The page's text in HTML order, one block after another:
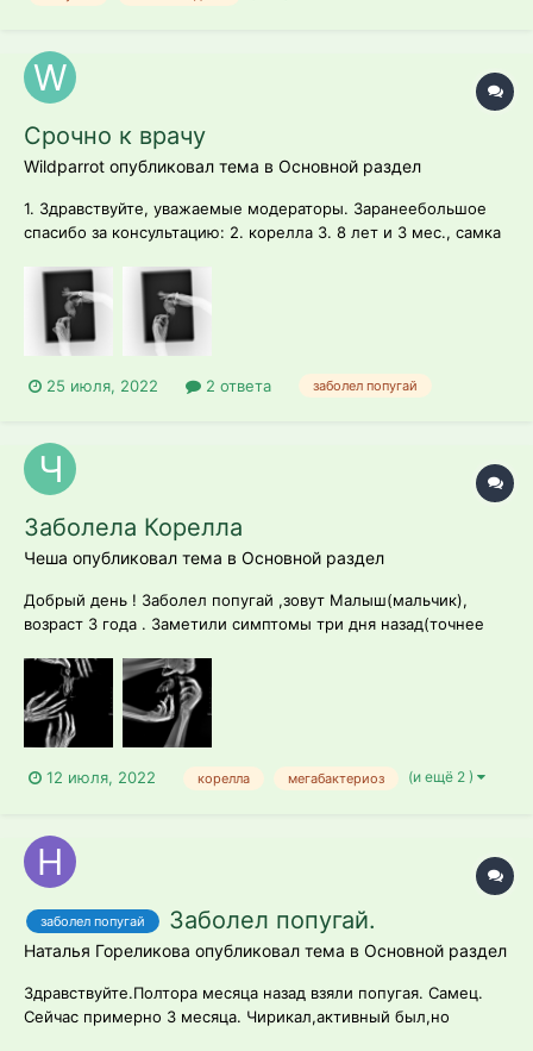
Срочно к врачу
Wildparrot опубликовал тема в Основной раздел
1. Здравствуйте, уважаемые модераторы. Заранеебольшое
спасибо за консультацию: 2. корелла 3. 8 лет и 3 мес., самка
последние 2 недели РИО потому что нет престижа, морковь,
каша: запаренная гречка+пшено+иногда рис, ветки ивы,
подоро...
25 июля, 2022 2 ответа заболел попугай
Заболела Корелла
Чеша опубликовал тема в Основной раздел
Добрый день ! Заболел попугай ,зовут Малыш(мальчик),
возраст 3 года . Заметили симптомы три дня назад(точнее
зерна (так понял рвота была ), повезли на следующий день
на рентген , ветеринар сходу сказал что исход
неблагоприятный и у него М...
12 июля, 2022 корелла мегабактериоз (и ещё 2 )
заболел попугай Заболел попугай.
Наталья Гореликова опубликовал тема в Основной раздел
Здравствуйте.Полтора месяца назад взяли попугая. Самец.
Сейчас примерно 3 месяца. Чирикал,активный был,но